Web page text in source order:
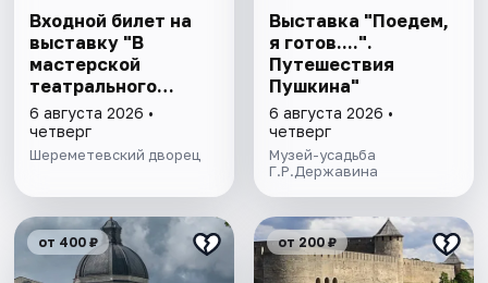
Входной билет на
выставку "В
мастерской
театрального
художника"
6 августа 2026 •
четверг
Шереметевский дворец
Выставка "Поедем,
я готов....".
Путешествия
Пушкина"
6 августа 2026 •
четверг
Музей-усадьба
Г.Р.Державина
от 400 ₽ от 200 ₽